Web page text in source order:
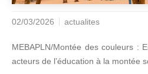
02/03/2026 actualites
MEBAPLN/Montée des couleurs :
acteurs de l’éducation à la montée